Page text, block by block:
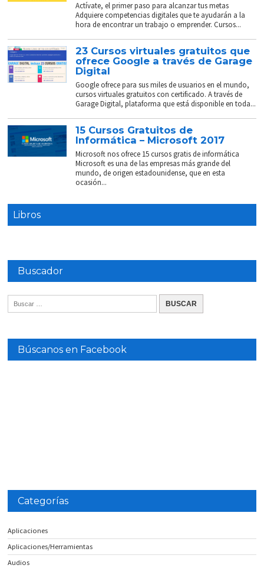
Actívate, el primer paso para alcanzar tus metas
Adquiere competencias digitales que te ayudarán a la
hora de encontrar un trabajo o emprender. Cursos...
23 Cursos virtuales gratuitos que
ofrece Google a través de Garage
Digital
Google ofrece para sus miles de usuarios en el mundo,
cursos virtuales gratuitos con certificado. A través de
Garage Digital, plataforma que está disponible en toda...
15 Cursos Gratuitos de
Informática – Microsoft 2017
Microsoft nos ofrece 15 cursos gratis de informática
Microsoft es una de las empresas más grande del
mundo, de origen estadounidense, que en esta
ocasión...
Libros
Buscador
Búscanos en Facebook
Categorías
Aplicaciones
Aplicaciones/Herramientas
Audios